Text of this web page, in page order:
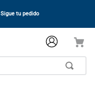
Sigue tu pedido